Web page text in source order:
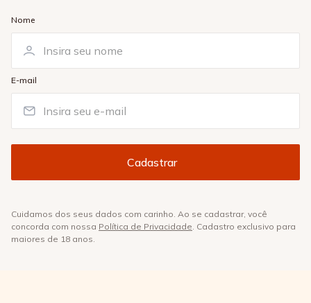
Nome
E-mail
Cuidamos dos seus dados com carinho. Ao se cadastrar, você
concorda com nossa Política de Privacidade. Cadastro exclusivo para
maiores de 18 anos.